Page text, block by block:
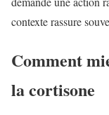
contexte rassure
Comment
la cortisone